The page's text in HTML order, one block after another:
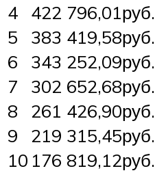
4
422 796,01руб.
5
383 419,58руб.
6
343 252,09руб.
7
302 652,68руб.
8
261 426,90руб.
9
219 315,45руб.
10 176 819,12руб.